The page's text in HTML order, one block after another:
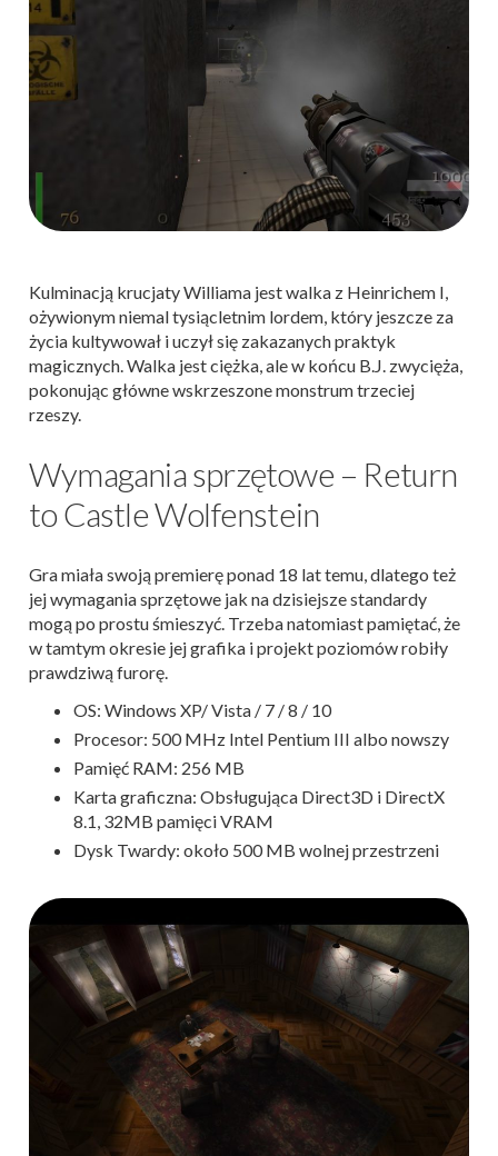
Kulminacją krucjaty Williama jest walka z Heinrichem I,
ożywionym niemal tysiącletnim lordem, który jeszcze za
życia kultywował i uczył się zakazanych praktyk
magicznych. Walka jest ciężka, ale w końcu B.J. zwycięża,
pokonując główne wskrzeszone monstrum trzeciej
rzeszy.
Wymagania sprzętowe – Return
to Castle Wolfenstein
Gra miała swoją premierę ponad 18 lat temu, dlatego też
jej wymagania sprzętowe jak na dzisiejsze standardy
mogą po prostu śmieszyć. Trzeba natomiast pamiętać, że
w tamtym okresie jej grafika i projekt poziomów robiły
prawdziwą furorę.
OS: Windows XP/ Vista / 7 / 8 / 10
Procesor: 500 MHz Intel Pentium III albo nowszy
Pamięć RAM: 256 MB
Karta graficzna: Obsługująca Direct3D i DirectX
8.1, 32MB pamięci VRAM
Dysk Twardy: około 500 MB wolnej przestrzeni